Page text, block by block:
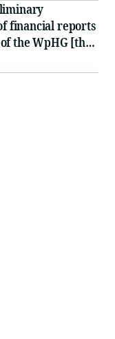
financial reports
the WpHG [the